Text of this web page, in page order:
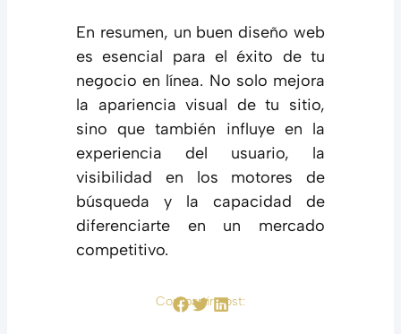
En resumen, un buen diseño web
es esencial para el éxito de tu
negocio en línea. No solo mejora
la apariencia visual de tu sitio,
sino que también influye en la
experiencia del usuario, la
visibilidad en los motores de
búsqueda y la capacidad de
diferenciarte en un mercado
competitivo.
Compartir post: